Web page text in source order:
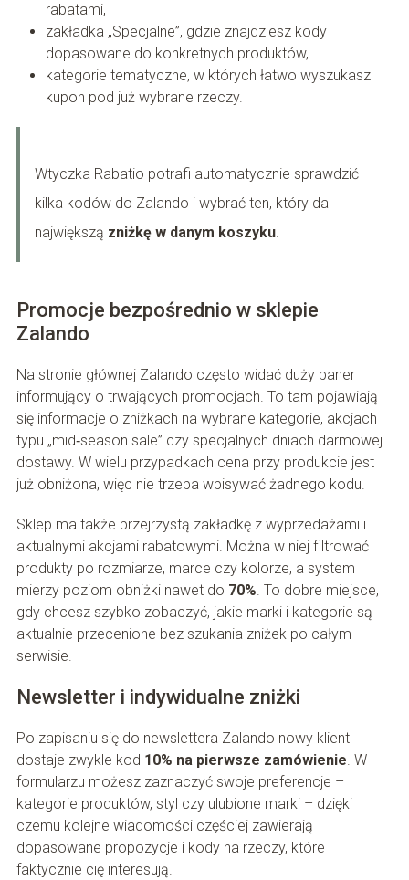
rabatami,
zakładka „Specjalne”, gdzie znajdziesz kody
dopasowane do konkretnych produktów,
kategorie tematyczne, w których łatwo wyszukasz
kupon pod już wybrane rzeczy.
Wtyczka Rabatio potrafi automatycznie sprawdzić
kilka kodów do Zalando i wybrać ten, który da
największą zniżkę w danym koszyku.
Promocje bezpośrednio w sklepie
Zalando
Na stronie głównej Zalando często widać duży baner
informujący o trwających promocjach. To tam pojawiają
się informacje o zniżkach na wybrane kategorie, akcjach
typu „mid‑season sale” czy specjalnych dniach darmowej
dostawy. W wielu przypadkach cena przy produkcie jest
już obniżona, więc nie trzeba wpisywać żadnego kodu.
Sklep ma także przejrzystą zakładkę z wyprzedażami i
aktualnymi akcjami rabatowymi. Można w niej filtrować
produkty po rozmiarze, marce czy kolorze, a system
mierzy poziom obniżki nawet do 70%. To dobre miejsce,
gdy chcesz szybko zobaczyć, jakie marki i kategorie są
aktualnie przecenione bez szukania zniżek po całym
serwisie.
Newsletter i indywidualne zniżki
Po zapisaniu się do newslettera Zalando nowy klient
dostaje zwykle kod 10% na pierwsze zamówienie. W
formularzu możesz zaznaczyć swoje preferencje –
kategorie produktów, styl czy ulubione marki – dzięki
czemu kolejne wiadomości częściej zawierają
dopasowane propozycje i kody na rzeczy, które
faktycznie cię interesują.